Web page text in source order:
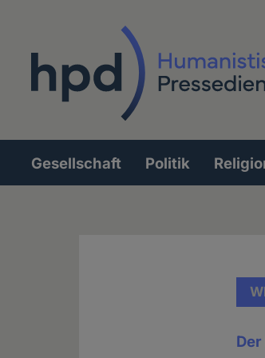
Hauptnavigation
Gesellschaft Politik